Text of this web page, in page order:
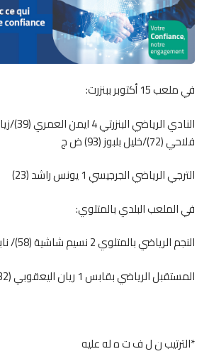
في ملعب 15 أكتوبر ببنزرت:
فلاحي (72)/خليل بلبوز (93) ض ج
الترجي الرياضي الجرجيسي 1 يونس راشد (23)
في الملعب البلدي بالمتلوي:
النجم الرياضي بالمتلوي 2 نسيم شاشية (58)/ نابي سايلا (62)
المستقبل الرياضي بقابس 1 ريان اليعقوبي (32)
*الترتيب ن ل ف ت ه له عليه